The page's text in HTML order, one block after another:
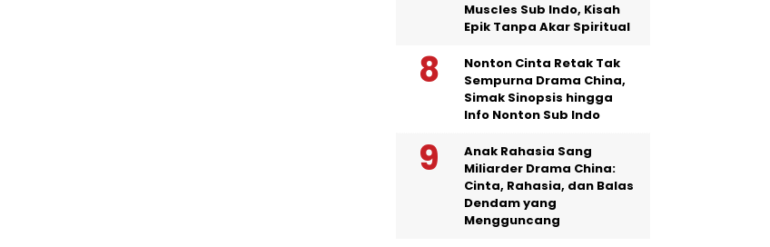
Muscles Sub Indo, Kisah
Epik Tanpa Akar Spiritual
Nonton Cinta Retak Tak
Sempurna Drama China,
Simak Sinopsis hingga
Info Nonton Sub Indo
Anak Rahasia Sang
Miliarder Drama China:
Cinta, Rahasia, dan Balas
Dendam yang
Mengguncang